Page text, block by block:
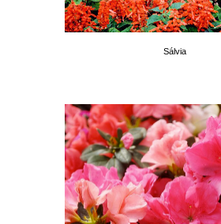
Sálvia